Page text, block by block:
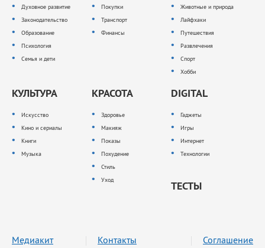
Духовное развитие
Законодательство
Образование
Психология
Семья и дети
Покупки
Транспорт
Финансы
Животные и природа
Лайфхаки
Путешествия
Развлечения
Спорт
Хобби
КУЛЬТУРА
Искусство
Кино и сериалы
Книги
Музыка
КРАСОТА
Здоровье
Макияж
Показы
Похудение
Стиль
Уход
DIGITAL
Гаджеты
Игры
Интернет
Технологии
ТЕСТЫ
Медиакит Контакты Соглашение